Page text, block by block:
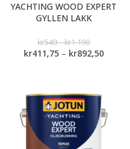
YACHTING WOOD EXPERT
GYLLEN LAKK
kr549–kr1 190
kr411,75 – kr892,50